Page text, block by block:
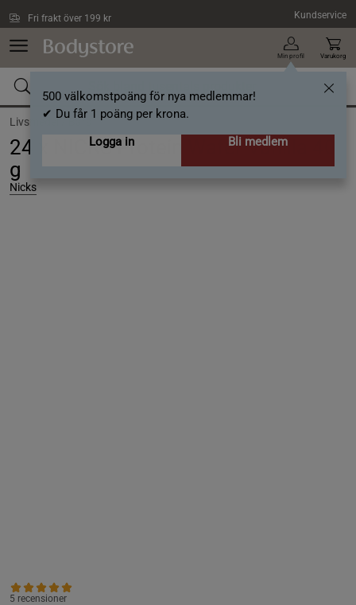
Fri frakt över 199 kr Kundservice
Min profil
500 välkomstpoäng för nya medlemmar!
✔ Du får 1 poäng per krona.
Logga in
Bli medlem
Varukorg
Livsmedel /Bars
24 x NICKS Protein Wafer Vanilla 40
g
Nicks
5 recensioner